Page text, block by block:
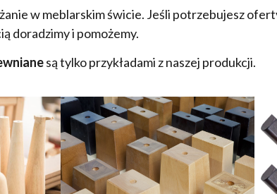
w meblarskim świcie. Jeśli potrzebujesz
doradzimy i pomożemy.
są tylko przykładami z naszej produkcji.